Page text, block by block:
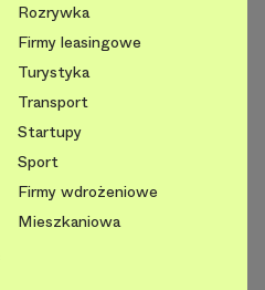
Rozrywka
Firmy leasingowe
Turystyka
Transport
Startupy
Sport
Firmy wdrożeniowe
Mieszkaniowa